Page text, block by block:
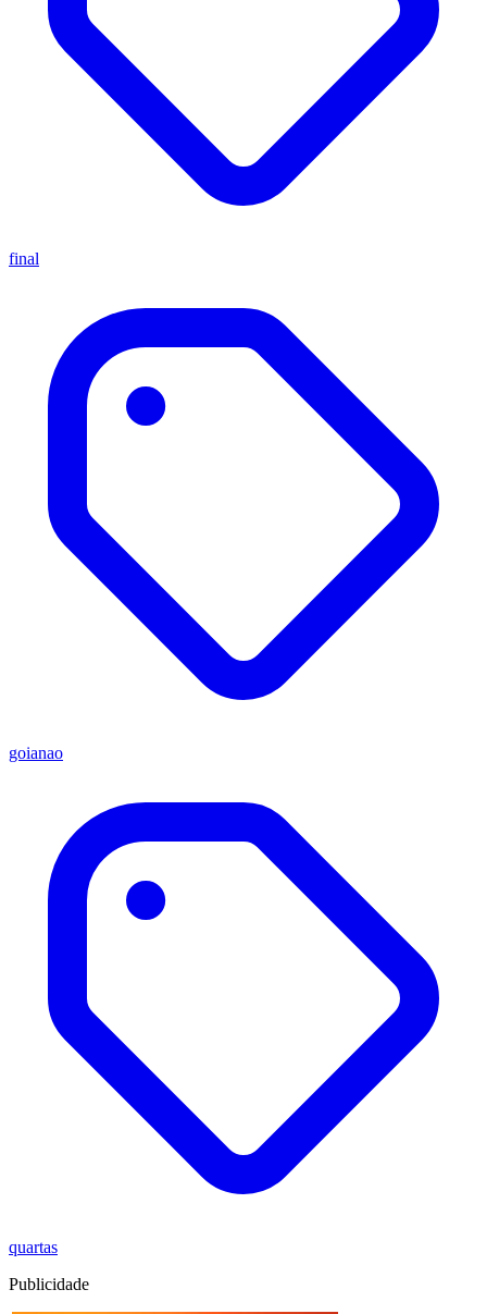
final
goianao
quartas
Publicidade